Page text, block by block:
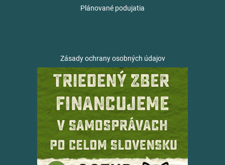
Plánované podujatia
Zásady ochrany osobných údajov